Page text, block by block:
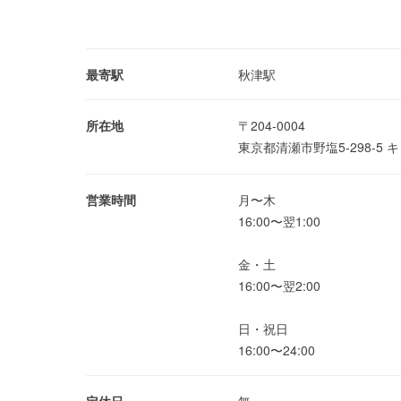
最寄駅 秋津駅
所在地
〒204-0004
東京都清瀬市野塩5-298-5
営業時間
月〜木
16:00〜翌1:00
金・土
16:00〜翌2:00
日・祝日
16:00〜24:00